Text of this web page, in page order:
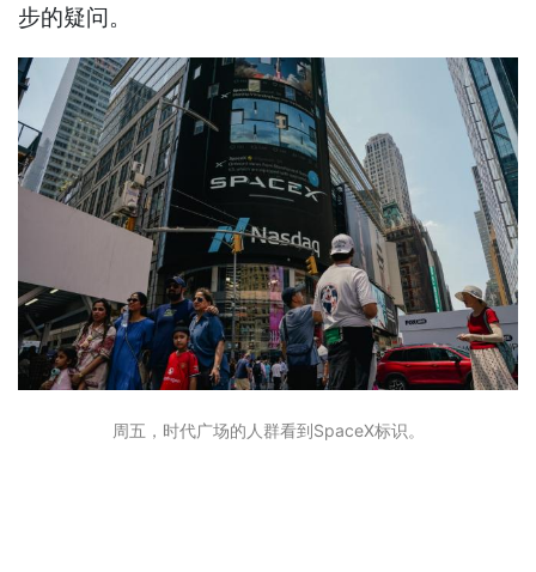
步的疑问。
周五，时代广场的人群看到SpaceX标识。